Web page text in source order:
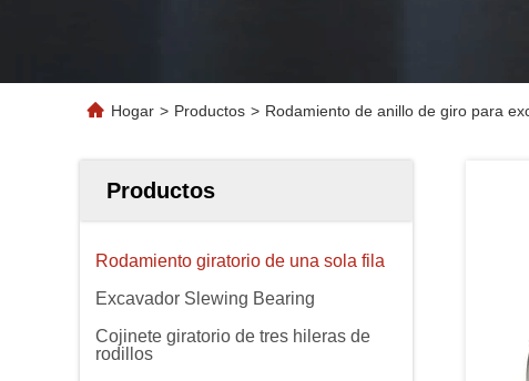
Hogar > Productos > Rodamiento de anillo de giro para
Productos
Rodamiento giratorio de una sola fila
Excavador Slewing Bearing
Cojinete giratorio de tres hileras de
rodillos